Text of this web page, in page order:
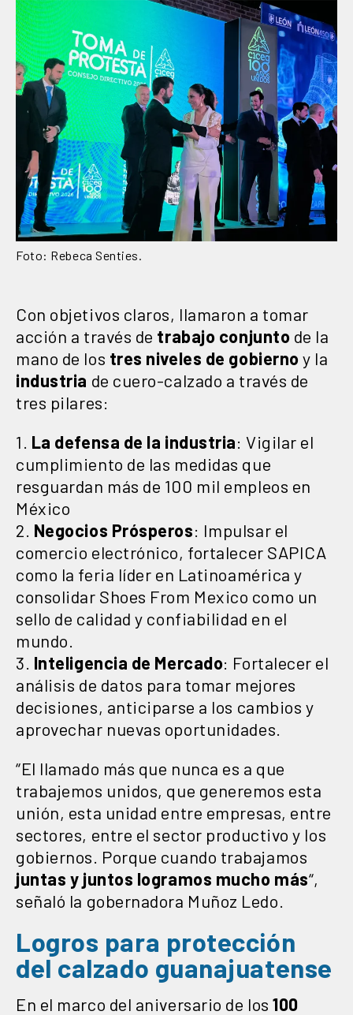
Foto: Rebeca Senties.
Con objetivos claros, llamaron a tomar
acción a través de trabajo conjunto de la
mano de los tres niveles de gobierno y la
industria de cuero-calzado a través de
tres pilares:
1. La defensa de la industria: Vigilar el
cumplimiento de las medidas que
resguardan más de 100 mil empleos en
México
2. Negocios Prósperos: Impulsar el
comercio electrónico, fortalecer SAPICA
como la feria líder en Latinoamérica y
consolidar Shoes From Mexico como un
sello de calidad y confiabilidad en el
mundo.
3. Inteligencia de Mercado: Fortalecer el
análisis de datos para tomar mejores
decisiones, anticiparse a los cambios y
aprovechar nuevas oportunidades.
“El llamado más que nunca es a que
trabajemos unidos, que generemos esta
unión, esta unidad entre empresas, entre
sectores, entre el sector productivo y los
gobiernos. Porque cuando trabajamos
juntas y juntos logramos mucho más“,
señaló la gobernadora Muñoz Ledo.
Logros para protección
del calzado guanajuatense
En el marco del aniversario de los100